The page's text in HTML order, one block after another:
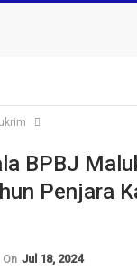
BPBJ
Penjara
On Jul 18, 2024